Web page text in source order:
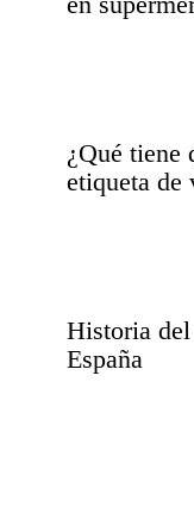
¿Qué tiene
etiqueta de
Historia
España